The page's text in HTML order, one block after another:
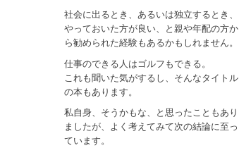
社会に出るとき、あるいは独立するとき、
やっておいた方が良い、と親や年配の方か
ら勧められた経験もあるかもしれません。
仕事のできる人はゴルフもできる。
これも聞いた気がするし、そんなタイトル
の本もあります。
私自身、そうかもな、と思ったこともあり
ましたが、よく考えてみて次の結論に至っ
ています。